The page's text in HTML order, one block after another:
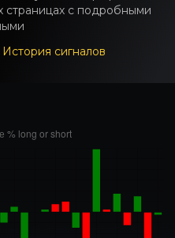
страницах с подробными
История сигналов